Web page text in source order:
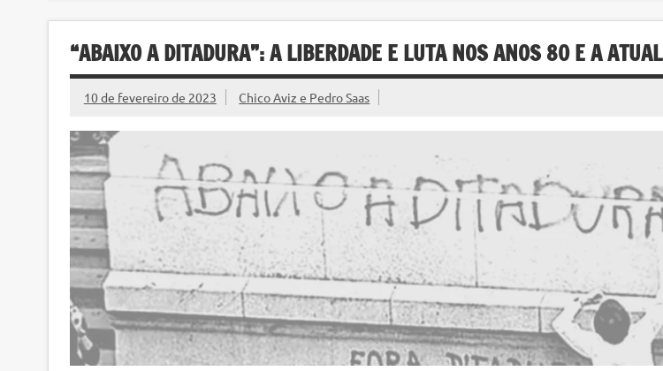
“ABAIXO A DITADURA”: A LIBERDADE E LUTA NOS ANOS 80 E A ATUAL
10 de fevereiro de 2023 Chico Aviz e Pedro Saas